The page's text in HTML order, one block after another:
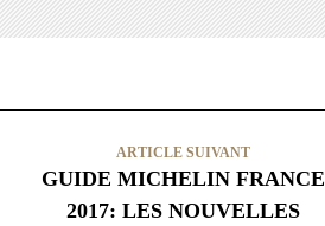
ARTICLE SUIVANT
GUIDE MICHELIN FRANCE
2017: LES NOUVELLES